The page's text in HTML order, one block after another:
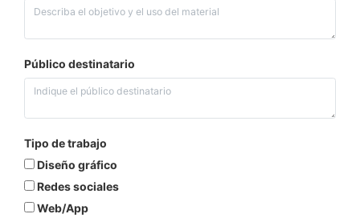
Público destinatario
Tipo de trabajo
Diseño gráfico
Redes sociales
Web/App